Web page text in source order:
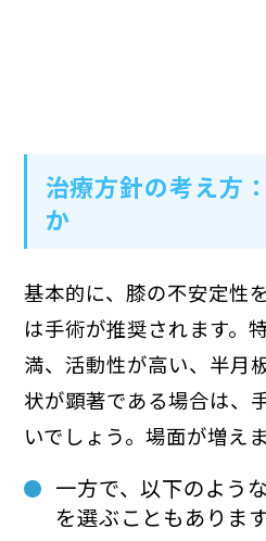
治療方針の考え方
か
基本的に、膝の不安定性
は手術が推奨されます。
満、活動性が高い、半月
状が顕著である場合は、
いでしょう。場面が増えま
一方で、以下のよう
を選ぶこともありま